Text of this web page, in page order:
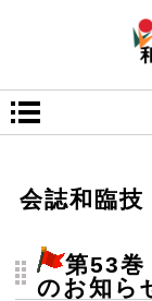
会誌和臨技
第53巻
のお知ら